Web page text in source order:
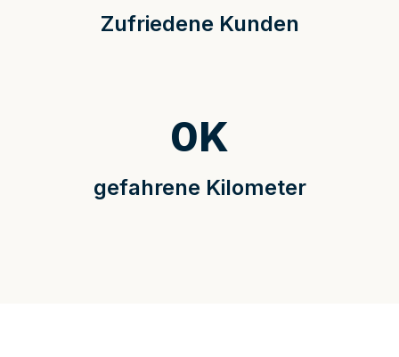
Zufriedene Kunden
gefahrene Kilometer
0K